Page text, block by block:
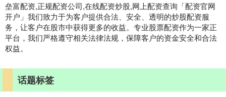
垒富配资,正规配资公司,在线配资炒股,网上配资查询「配资官网
开户」我们致力于为客户提供合法、安全、透明的炒股配资服
务，让客户在股市中获得更多的收益。专业股票配资作为一家正
平台，我们严格遵守相关法律法规，保障客户的资金安全和合法
权益。
话题标签